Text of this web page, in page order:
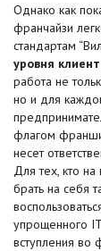
Однако как
франчайзи
стандартам
уровня
работа не
но и для
флагом
несет
Для тех, кто на
брать на себя
упрощенного
вступления во